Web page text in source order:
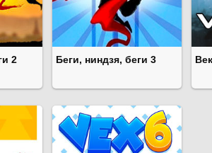
2 Беги, ниндзя, беги 3